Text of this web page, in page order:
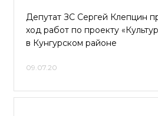
Депутат ЗС Сергей Клепцин
ход работ по проекту
в Кунгурском районе
09.07.20